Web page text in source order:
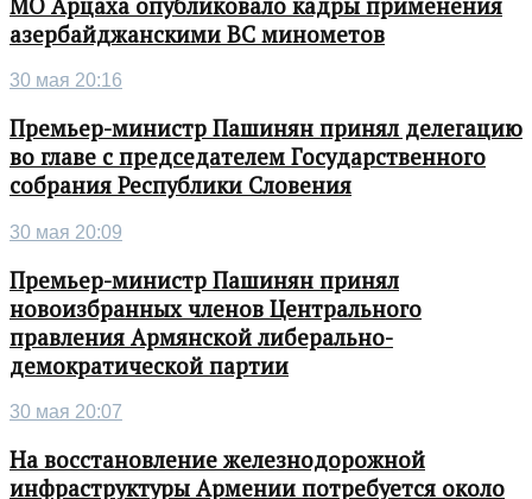
азербайджанскими ВС минометов
30 мая 20:16
Премьер-министр Пашинян принял делегацию
во главе с председателем Государственного
собрания Республики Словения
30 мая 20:09
Премьер-министр Пашинян принял
новоизбранных членов Центрального
правления Армянской либерально-
демократической партии
30 мая 20:07
На восстановление железнодорожной
инфраструктуры Армении потребуется около